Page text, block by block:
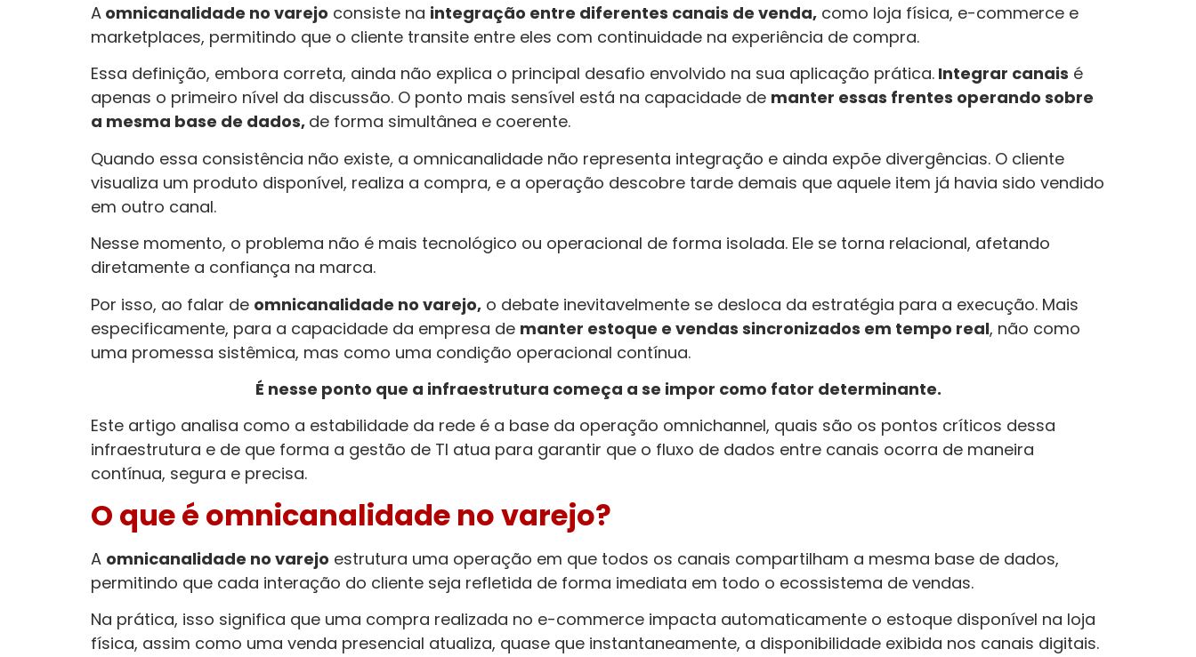
A omnicanalidade no varejo consiste na integração entre diferentes canais de venda, como loja física, e-commerce e
marketplaces, permitindo que o cliente transite entre eles com continuidade na experiência de compra.
Essa definição, embora correta, ainda não explica o principal desafio envolvido na sua aplicação prática. Integrar canais é
apenas o primeiro nível da discussão. O ponto mais sensível está na capacidade de manter essas frentes operando sobre
a mesma base de dados, de forma simultânea e coerente.
Quando essa consistência não existe, a omnicanalidade não representa integração e ainda expõe divergências. O cliente
visualiza um produto disponível, realiza a compra, e a operação descobre tarde demais que aquele item já havia sido vendido
em outro canal.
Nesse momento, o problema não é mais tecnológico ou operacional de forma isolada. Ele se torna relacional, afetando
diretamente a confiança na marca.
Por isso, ao falar de omnicanalidade no varejo, o debate inevitavelmente se desloca da estratégia para a execução. Mais
especificamente, para a capacidade da empresa de manter estoque e vendas sincronizados em tempo real, não como
uma promessa sistêmica, mas como uma condição operacional contínua.
É nesse ponto que a infraestrutura começa a se impor como fator determinante.
Este artigo analisa como a estabilidade da rede é a base da operação omnichannel, quais são os pontos críticos dessa
infraestrutura e de que forma a gestão de TI atua para garantir que o fluxo de dados entre canais ocorra de maneira
contínua, segura e precisa.
O que é omnicanalidade no varejo?
A omnicanalidade no varejo estrutura uma operação em que todos os canais compartilham a mesma base de dados,
permitindo que cada interação do cliente seja refletida de forma imediata em todo o ecossistema de vendas.
Na prática, isso significa que uma compra realizada no e-commerce impacta automaticamente o estoque disponível na loja
física, assim como uma venda presencial atualiza, quase que instantaneamente, a disponibilidade exibida nos canais digitais.